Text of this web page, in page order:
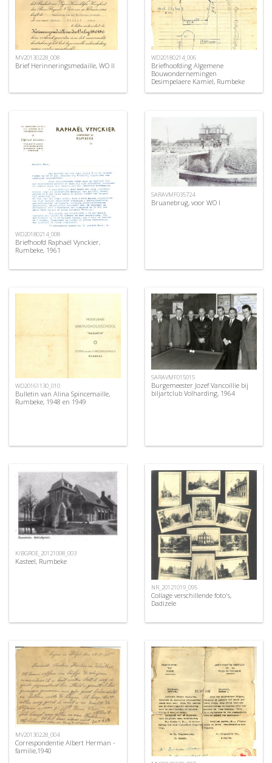
MV20130228_008
Brief Herinneringsmedaille, WO II
WD20180214_006
Briefhoofding Algemene
Bouwondernemingen
Desimpelaere Kamiel, Rumbeke
WD20180214_008
Briefhoofd Raphaël Vynckier,
Rumbeke, 1961
SARAVMF035724
Bruanebrug, voor WO I
WD20161130_010
Bulletin van Alina Spincemaille,
Rumbeke, 1948 en 1949
SARAVMF015015
Burgemeester Jozef Vancoillie bij
biljartclub Volharding, 1964
KIBGROE_20121008_003
Kasteel, Rumbeke
NR_20121019_095
Collage verschillende foto's,
Dadizele
MV20130228_004
Correspondentie Albert Herman -
familie,1940